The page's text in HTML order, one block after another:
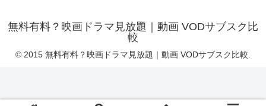
無料有料？映画ドラマ見放題｜動画 VODサブスク比
較
© 2015 無料有料？映画ドラマ見放題｜動画 VODサブスク比較.